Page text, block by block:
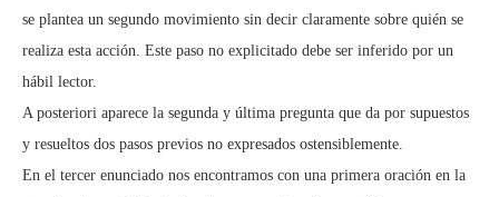
se plantea un segundo movimiento sin decir claramente sobre quién se
realiza esta acción. Este paso no explicitado debe ser inferido por un
hábil lector.
A posteriori aparece la segunda y última pregunta que da por supuestos
y resueltos dos pasos previos no expresados ostensiblemente.
En el tercer enunciado nos encontramos con una primera oración en la